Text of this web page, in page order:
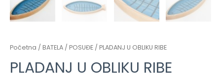
Početna / BATELA / POSUĐE / PLADANJ U OBLIKU RIBE
PLADANJ U OBLIKU RIBE